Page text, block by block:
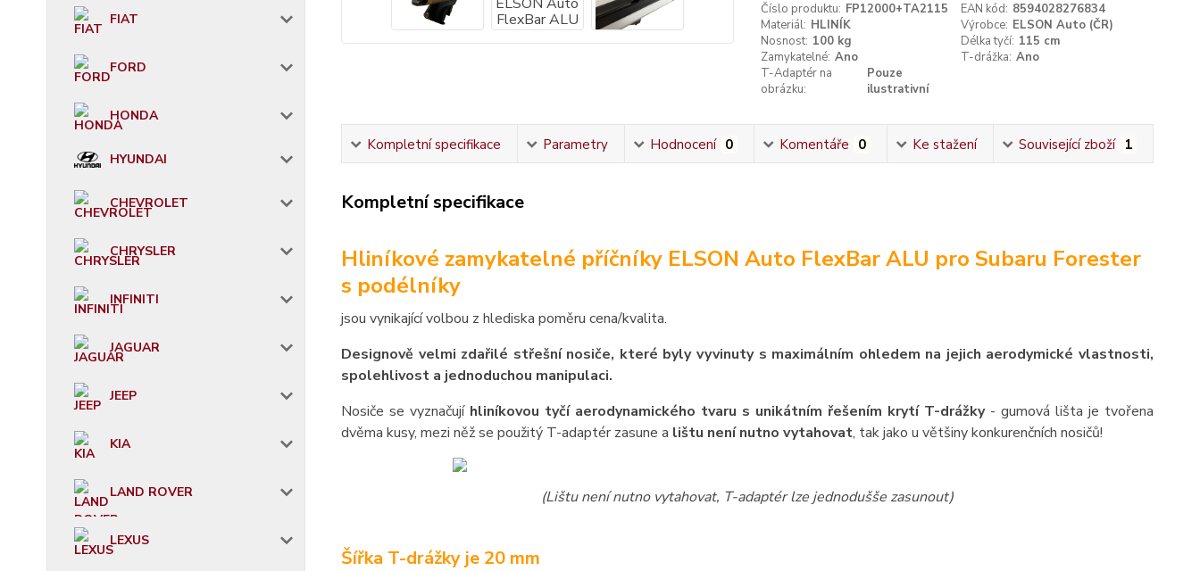
FIAT
FORD
HONDA
HYUNDAI
CHEVROLET
CHRYSLER
INFINITI
JAGUAR
JEEP
KIA
LAND ROVER
LEXUS
Číslo produktu: FP12000+TA2115 EAN kód: 8594028276834
Materiál: HLINÍK Výrobce: ELSON Auto (ČR)
Nosnost: 100 kg Délka tyčí: 115 cm
Zamykatelné: Ano T-drážka: Ano
T-Adaptér na
obrázku:
Pouze
ilustrativní
Kompletní specifikace Parametry Hodnocení 0 Komentáře 0 Ke stažení Související zboží 1
Kompletní specifikace
Hliníkové zamykatelné příčníky ELSON Auto FlexBar ALU pro Subaru Forester
s podélníky
jsou vynikající volbou z hlediska poměru cena/kvalita.
Designově velmi zdařilé střešní nosiče, které byly vyvinuty s maximálním ohledem na jejich aerodymické vlastnosti,
spolehlivost a jednoduchou manipulaci.
Nosiče se vyznačují hliníkovou tyčí aerodynamického tvaru s unikátním řešením krytí T-drážky- gumová lišta je tvořena
dvěma kusy, mezi něž se použitý T-adaptér zasune a lištu není nutno vytahovat, tak jako u většiny konkurenčních nosičů!
(Lištu není nutno vytahovat, T-adaptér lze jednodušše zasunout)
Šířka T-drážky je 20 mm